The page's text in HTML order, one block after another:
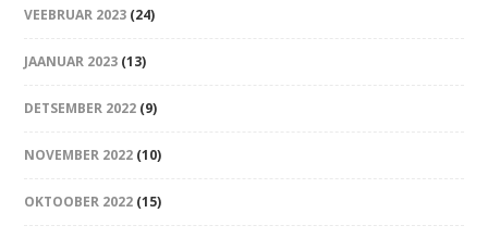
VEEBRUAR 2023 (24)
JAANUAR 2023 (13)
DETSEMBER 2022 (9)
NOVEMBER 2022 (10)
OKTOOBER 2022 (15)